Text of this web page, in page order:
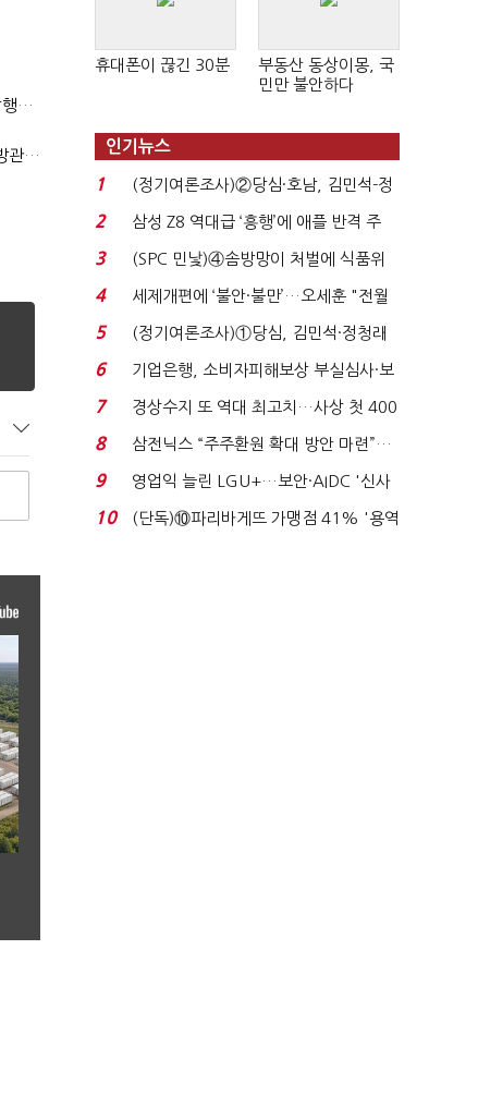
(단독)법원엔 "가치 0원"이라더니…소송 중 '500원 유증' 강행한 라인게임즈
(단독)한공회, 'CB 뻥튀기' 논란 평가모형 한계 인정…당국 방관 속 장부 왜곡 수두룩
휴대폰이 끊긴 30분
부동산 동상이몽, 국
민만 불안하다
인기뉴스
1
(정기여론조사)②당심·호남, 김민석-정
청래 '초접전'...
2
삼성 Z8 역대급 ‘흥행’에 애플 반격 주
목…9월 ‘폴...
3
(SPC 민낯)④솜방망이 처벌에 식품위
생법 위반 반복...
4
세제개편에 ‘불안·불만’…오세훈 "전월
세 구하기 더 ...
5
(정기여론조사)①당심, 김민석·정청래
'초접전'…대통령 ...
6
기업은행, 소비자피해보상 부실심사·보
이스피싱 공시 ...
7
경상수지 또 역대 최고치…사상 첫 400
억달러에 '3% 성...
8
삼전닉스 “주주환원 확대 방안 마련”…
로이터에 성명...
9
영업익 늘린 LGU+…보안·AIDC '신사
업 드라이브'...
10
(단독)⑩파리바게뜨 가맹점 41% '용역